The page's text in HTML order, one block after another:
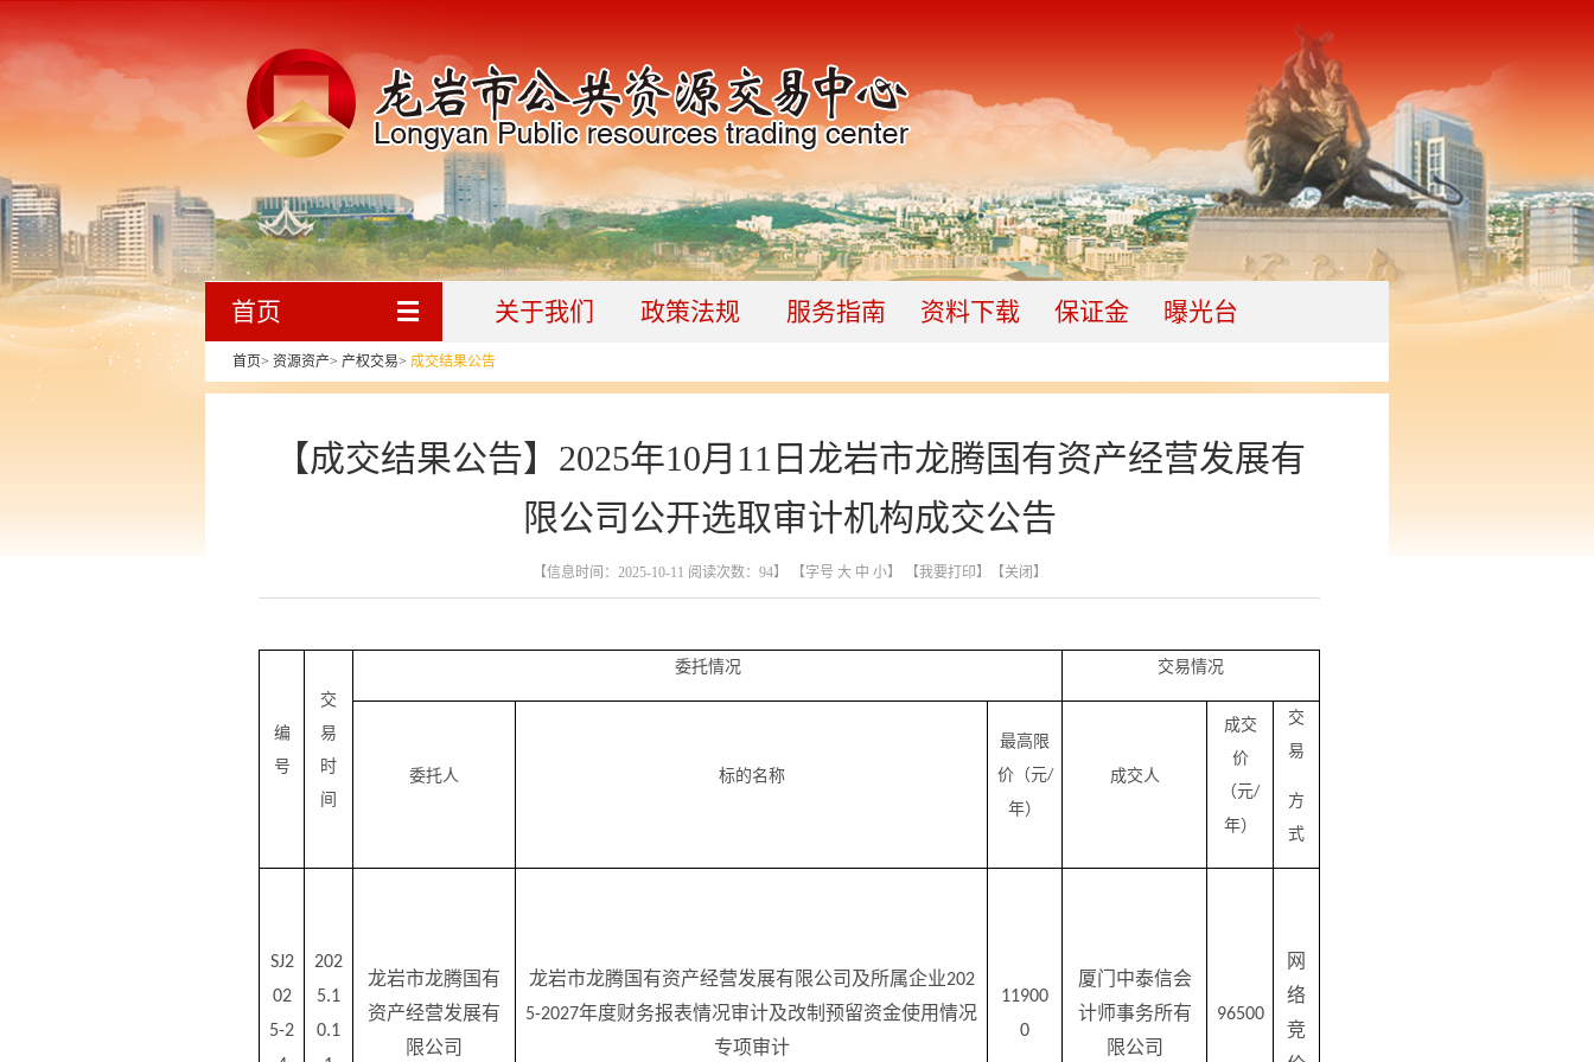
首页 关于我们 政策法规 服务指南 资料下载 保证金 曝光台
首页> 资源资产> 产权交易> 成交结果公告
【成交结果公告】2025年10月11日龙岩市龙腾国有资产经营发展有
限公司公开选取审计机构成交公告
【信息时间：2025-10-11 阅读次数： 94】 【字号 大 中 小】 【我要打印】 【关闭】
编
号
交
易
时
间
委托情况 交易情况
委托人 标的名称
最高限
价（元/
年）
成交人
成交
价
（元/
年）
交
易
方
式
SJ2
02
5-2
202
5.1
0.1
龙岩市龙腾国有
资产经营发展有
限公司
龙岩市龙腾国有资产经营发展有限公司及所属企业202
5-2027年度财务报表情况审计及改制预留资金使用情况
专项审计
11900
0
厦门中泰信会
计师事务所有
限公司
96500
网
络
竞